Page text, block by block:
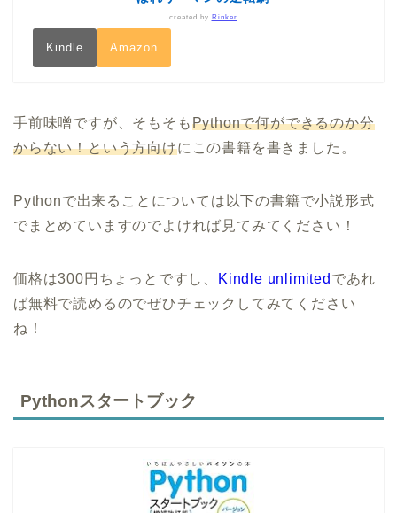
created by Rinker
Kindle Amazon
手前味噌ですが、そもそもPythonで何ができるのか分
からない！という方向けにこの書籍を書きました。
Pythonで出来ることについては以下の書籍で小説形式
でまとめていますのでよければ見てみてください！
価格は300円ちょっとですし、 Kindle unlimited であれ
ば無料で読めるのでぜひチェックしてみてください
ね！
Pythonスタートブック